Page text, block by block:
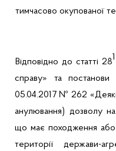
тимчасово окупованої
Відповідно до статті 281
справу» та постанови
05.04.2017 № 262 «
анулювання) дозволу на
що має походження або
території держави-